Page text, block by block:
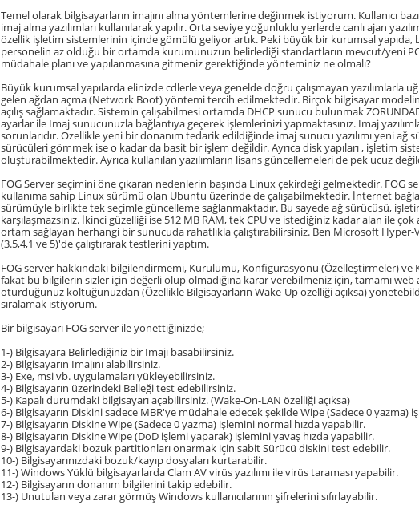
Temel olarak bilgisayarların imajını alma yöntemlerine değinmek istiyorum. Kullanıcı
imaj alma yazılımları kullanılarak yapılır. Orta seviye yoğunluklu yerlerde canlı ajan
özellik işletim sistemlerinin içinde gömülü geliyor artık. Peki büyük bir kurumsal yapıda,
personelin az olduğu bir ortamda kurumunuzun belirlediği standartların mevcut/yeni
müdahale planı ve yapılanmasına gitmeniz gerektiğinde yönteminiz ne olmalı?
Büyük kurumsal yapılarda elinizde cdlerle veya genelde doğru çalışmayan yazılımlarla
gelen ağdan açma (Network Boot) yöntemi tercih edilmektedir. Birçok bilgisayar
açılış sağlamaktadır. Sistemin çalışabilmesi ortamda DHCP sunucu bulunmak
ayarlar ile Imaj sunucunuzla bağlantıya geçerek işlemlerinizi yapmaktasınız. Imaj
sorunlarıdır. Özellikle yeni bir donanım tedarik edildiğinde imaj sunucu yazılımı yeni ağ
sürücüleri gömmek ise o kadar da basit bir işlem değildir. Ayrıca disk yapıları , işletim
oluşturabilmektedir. Ayrıca kullanılan yazılımların lisans güncellemeleri de pek ucuz
FOG Server seçimini öne çıkaran nedenlerin başında Linux çekirdeği gelmektedir. FOG
kullanıma sahip Linux sürümü olan Ubuntu üzerinde de çalışabilmektedir. İnternet
sürümüyle birlikte tek seçimle güncelleme sağlanmaktadır. Bu sayede ağ sürücüsü,
karşılaşmazsınız. İkinci güzelliği ise 512 MB RAM, tek CPU ve istediğiniz kadar alan ile
ortam sağlayan herhangi bir sunucuda rahatlıkla çalıştırabilirsiniz. Ben Microsoft Hyper-
(3.5,4,1 ve 5)'de çalıştırarak testlerini yaptım.
FOG server hakkındaki bilgilendirmemi, Kurulumu, Konfigürasyonu (Özelleştirmeler) ve
fakat bu bilgilerin sizler için değerli olup olmadığına karar verebilmeniz için, tamamı
oturduğunuz koltuğunuzdan (Özellikle Bilgisayarların Wake-Up özelliği açıksa)
sıralamak istiyorum.
Bir bilgisayarı FOG server ile yönettiğinizde;
1-) Bilgisayara Belirlediğiniz bir Imajı basabilirsiniz.
2-) Bilgisayarın Imajını alabilirsiniz.
3-) Exe, msi vb. uygulamaları yükleyebilirsiniz.
4-) Bilgisayarın üzerindeki Belleği test edebilirsiniz.
5-) Kapalı durumdaki bilgisayarı açabilirsiniz. (Wake-On-LAN özelliği açıksa)
6-) Bilgisayarın Diskini sadece MBR'ye müdahale edecek şekilde Wipe (Sadece 0 yazma)
7-) Bilgisayarın Diskine Wipe (Sadece 0 yazma) işlemini normal hızda yapabilir.
8-) Bilgisayarın Diskine Wipe (DoD işlemi yaparak) işlemini yavaş hızda yapabilir.
9-) Bilgisayardaki bozuk partitionları onarmak için sabit Sürücü diskini test edebilir.
10-) Bilgisayarınızdaki bozuk/kayıp dosyaları kurtarabilir.
11-) Windows Yüklü bilgisayarlarda Clam AV virüs yazılımı ile virüs taraması yapabilir.
12-) Bilgisayarın donanım bilgilerini takip edebilir.
13-) Unutulan veya zarar görmüş Windows kullanıcılarının şifrelerini sıfırlayabilir.